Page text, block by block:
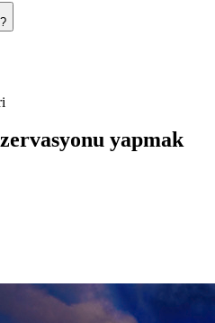
yapmak